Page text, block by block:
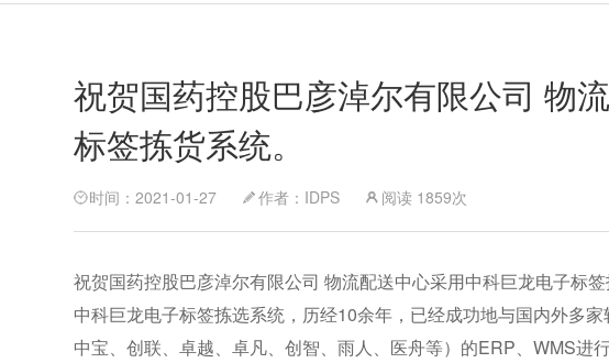
祝贺国药控股巴彦淖尔有限公司 物
标签拣货系统。
时间：2021-01-27 作者：IDPS 阅读 1859次
祝贺国药控股巴彦淖尔有限公司 物流配送中心采用中科巨龙电子标签
中科巨龙电子标签拣选系统，历经10余年，已经成功地与国内外多
中宝、创联、卓越、卓凡、创智、雨人、医舟等）的ERP、WMS进